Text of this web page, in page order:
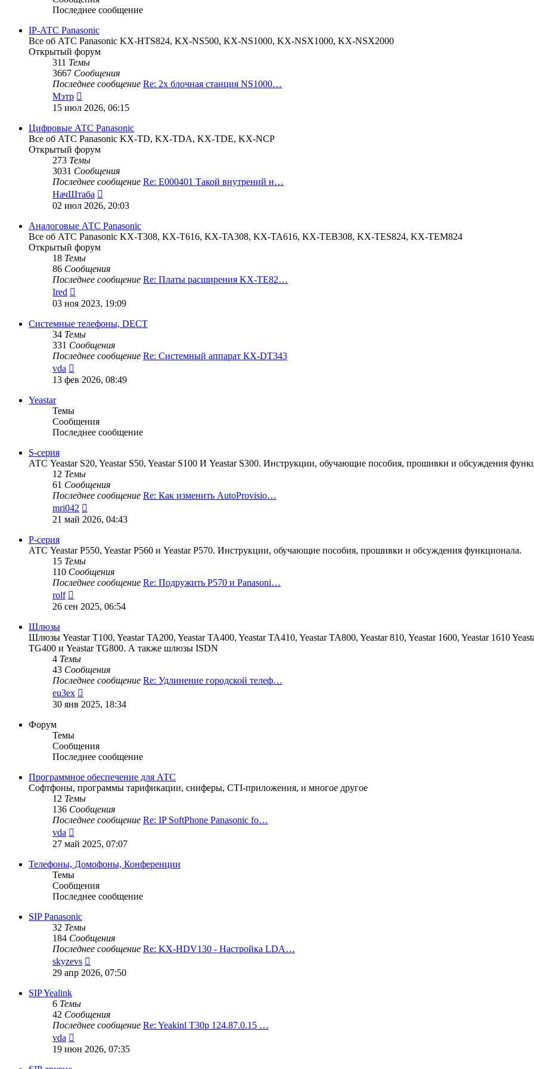
Последнее сообщение
IP-АТС Panasonic
Все об АТС Panasonic KX-HTS824, KX-NS500, KX-NS1000, KX-NSX1000, KX-NSX2000
Открытый форум
311 Темы
3667 Сообщения
Последнее сообщение Re: 2х блочная станция NS1000…
Мэтр
к
последнему
сообщению
15 июл 2026, 06:15
Цифровые АТС Panasonic
Все об АТС Panasonic KX-TD, KX-TDA, KX-TDE, KX-NCP
Открытый форум
273 Темы
3031 Сообщения
Последнее сообщение Re: E000401 Такой внутрений н…
НачШтаба
последнему
сообщению
02 июл 2026, 20:03
Аналоговые АТС Panasonic
Все об АТС Panasonic KX-T308, KX-T616, KX-TA308, KX-TA616, KX-TEB308, KX-TES824, KX-TEM824
Открытый форум
18 Темы
86 Сообщения
Последнее сообщение Re: Платы расширения KX-TE82…
Ired
к
последнему
сообщению
03 ноя 2023, 19:09
Системные телефоны, DECT
34 Темы
331 Сообщения
Последнее сообщение Re: Системный аппарат КХ-DT343
vda
к
последнему
13 фев 2026, 08:49
Yeastar
Темы
Сообщения
Последнее сообщение
S-серия
АТС Yeastar S20, Yeastar S50, Yeastar S100 И Yeastar S300. Инструкции, обучающие пособия, прошивки и обсуждения
12 Темы
61 Сообщения
Последнее сообщение Re: Как изменить AutoProvisio…
mri042
к
последнему
21 май 2026, 04:43
P-серия
АТС Yeastar P550, Yeastar P560 и Yeastar P570. Инструкции, обучающие пособия, прошивки и обсуждения функционала.
15 Темы
110 Сообщения
Последнее сообщение Re: Подружить P570 и Panasoni…
rolf
к
последнему
26 сен 2025, 06:54
Шлюзы
Шлюзы Yeastar T100, Yeastar TA200, Yeastar TA400, Yeastar TA410, Yeastar TA800, Yeastar 810, Yeastar 1600, Yeastar 1610
TG400 и Yeastar TG800. А также шлюзы ISDN
4 Темы
43 Сообщения
Последнее сообщение Re: Удлинение городской телеф…
eu3ex
к
последнему
30 янв 2025, 18:34
Форум
Темы
Сообщения
Последнее сообщение
Программное обеспечение для АТС
Софтфоны, программы тарификации, сниферы, CTI-приложения, и многое другое
12 Темы
136 Сообщения
Последнее сообщение Re: IP SoftPhone Panasonic fo…
vda
к
последнему
сообщению
27 май 2025, 07:07
Телефоны, Домофоны, Конференции
Темы
Сообщения
Последнее сообщение
SIP Panasonic
32 Темы
184 Сообщения
Последнее сообщение Re: KX-HDV130 - Настройка LDA…
skyzevs
к
последнему
29 апр 2026, 07:50
SIP Yealink
6 Темы
42 Сообщения
Последнее сообщение Re: Yeakinl T30p 124.87.0.15 …
vda
к
последнему
19 июн 2026, 07:35